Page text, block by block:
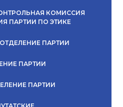
КОМИССИЯ
ПАРТИИ ПО ЭТИКЕ
ПАРТИИ
ПАРТИИ
ПАРТИИ